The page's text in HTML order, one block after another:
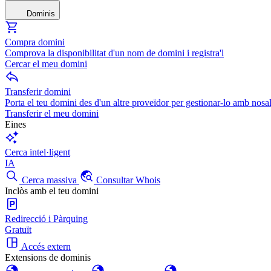
Dominis
Compra domini
Comprova la disponibilitat d'un nom de domini i registra'l
Cercar el meu domini
Transferir domini
Porta el teu domini des d'un altre proveïdor per gestionar-lo amb
Transferir el meu domini
Eines
Cerca intel·ligent
IA
Cerca massiva
Consultar Whois
Inclòs amb el teu domini
Redirecció i Pàrquing
Gratuït
Accés extern
Extensions de dominis